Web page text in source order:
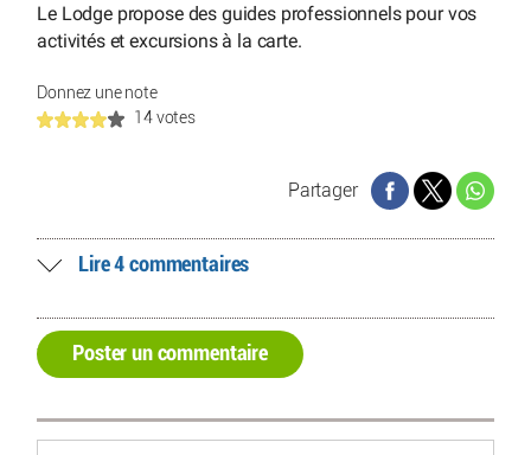
Le Lodge propose des guides professionnels pour vos
activités et excursions à la carte.
Donnez une note
14 votes
Partager
Lire 4 commentaires
Poster un commentaire